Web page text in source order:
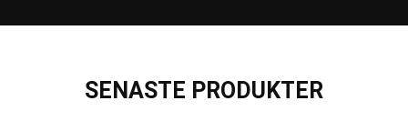
SENASTE PRODUKTER